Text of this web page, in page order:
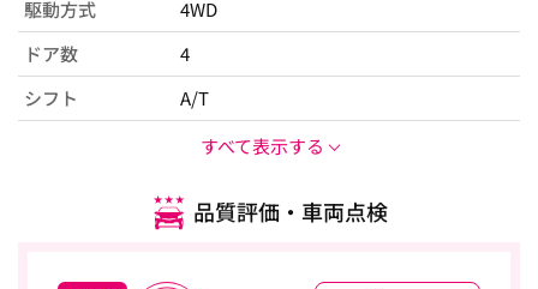
駆動方式
4WD
ドア数
4
シフト
A/T
すべて表示する
品質評価・車両点検